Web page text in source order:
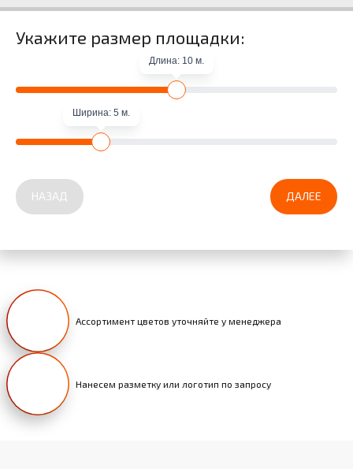
Укажите размер площадки:
Длина: 10 м.
Ширина: 5 м.
НАЗАД ДАЛЕЕ
Ассортимент цветов уточняйте у менеджера
Нанесем разметку или логотип по запросу